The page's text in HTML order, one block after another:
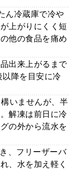
ん冷蔵庫で冷や
上がりにくく短
他の食品を痛め
出来上がるまで
降を目安に冷
いませんが、半
解凍は前日に冷
の外から流水を
、フリーザーバ
、水を加え軽く